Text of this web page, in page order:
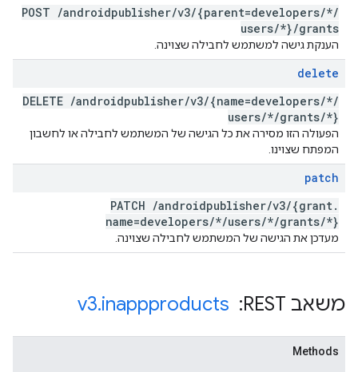
POST /androidpublisher/v3/{parent=developers/*/
users/*}/grants
הענקת גישה למשתמש לחבילה שצוינה.
delete
DELETE /androidpublisher/v3/{name=developers/*/
users/*/grants/*}
הפעולה הזו מסירה את כל הגישה של המשתמש לחבילה או לחשבון
המפתח שצוינו.
patch
PATCH /androidpublisher/v3/{grant.
name=developers/*/users/*/grants/*}
מעדכן את הגישה של המשתמש לחבילה שצוינה.
משאב REST: ‏ v3.inappproducts
Methods